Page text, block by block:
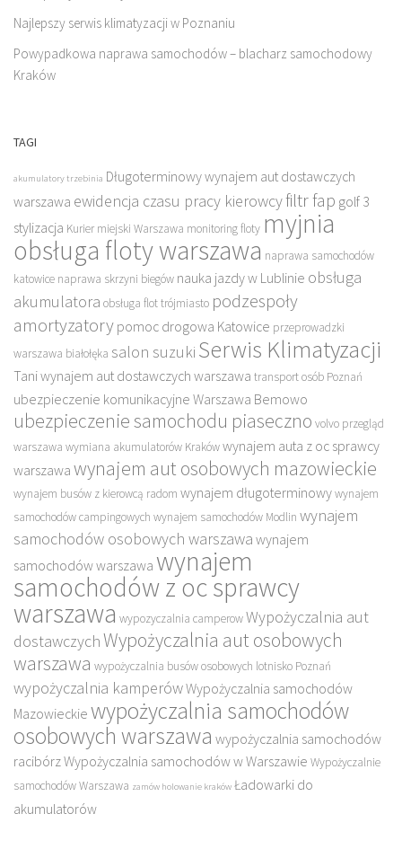
Najlepszy serwis klimatyzacji w Poznaniu
Powypadkowa naprawa samochodów – blacharz samochodowy
Kraków
TAGI
akumulatory trzebinia Długoterminowy wynajem aut dostawczych
warszawa ewidencja czasu pracy kierowcyfiltr fap golf 3
stylizacja Kurier miejski Warszawa monitoring floty myjnia
obsługa floty warszawa naprawa samochodów
katowice naprawa skrzyni biegów nauka jazdy w Lublinie obsługa
akumulatora obsługa flot trójmiasto podzespoły
amortyzatory pomoc drogowa Katowice przeprowadzki
warszawa białołęka salon suzuki Serwis Klimatyzacji
Tani wynajem aut dostawczych warszawa transport osób Poznań
ubezpieczenie komunikacyjne Warszawa Bemowo
ubezpieczenie samochodu piaseczno volvo przegląd
warszawa wymiana akumulatorów Krakówwynajem auta z oc sprawcy
warszawa wynajem aut osobowych mazowieckie
wynajem busów z kierowcą radom wynajem długoterminowywynajem
samochodów campingowych wynajem samochodów Modlin wynajem
samochodów osobowych warszawa wynajem
samochodów warszawa wynajem
samochodów z oc sprawcy
warszawa wypozyczalnia camperowWypożyczalnia aut
dostawczychWypożyczalnia aut osobowych
warszawa wypożyczalnia busów osobowych lotnisko Poznań
wypożyczalnia kamperówWypożyczalnia samochodów
Mazowieckie wypożyczalnia samochodów
osobowych warszawa wypożyczalnia samochodów
racibórzWypożyczalnia samochodów w Warszawie Wypożyczalnie
samochodów Warszawa zamów holowanie kraków Ładowarki do
akumulatorów